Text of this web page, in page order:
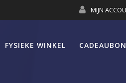
MIJN
FYSIEKE WINKEL CADEAUBON